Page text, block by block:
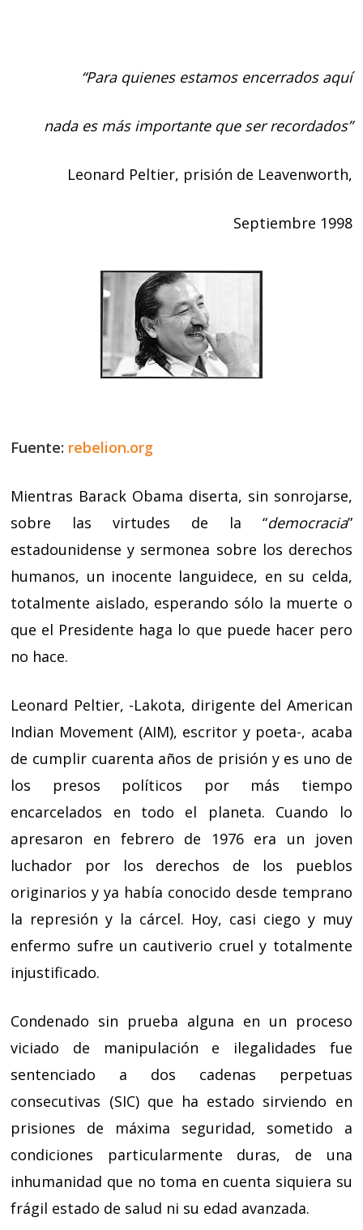
“Para quienes estamos encerrados aquí
nada es más importante que ser recordados”
Leonard Peltier, prisión de Leavenworth,
Septiembre 1998
Fuente: rebelion.org
Mientras Barack Obama diserta, sin sonrojarse,
sobre las virtudes de la “democracia”
estadounidense y sermonea sobre los derechos
humanos, un inocente languidece, en su celda,
totalmente aislado, esperando sólo la muerte o
que el Presidente haga lo que puede hacer pero
no hace.
Leonard Peltier, -Lakota, dirigente del American
Indian Movement (AIM), escritor y poeta-, acaba
de cumplir cuarenta años de prisión y es uno de
los presos políticos por más tiempo
encarcelados en todo el planeta. Cuando lo
apresaron en febrero de 1976 era un joven
luchador por los derechos de los pueblos
originarios y ya había conocido desde temprano
la represión y la cárcel. Hoy, casi ciego y muy
enfermo sufre un cautiverio cruel y totalmente
injustificado.
Condenado sin prueba alguna en un proceso
viciado de manipulación e ilegalidades fue
sentenciado a dos cadenas perpetuas
consecutivas (SIC) que ha estado sirviendo en
prisiones de máxima seguridad, sometido a
condiciones particularmente duras, de una
inhumanidad que no toma en cuenta siquiera su
frágil estado de salud ni su edad avanzada.